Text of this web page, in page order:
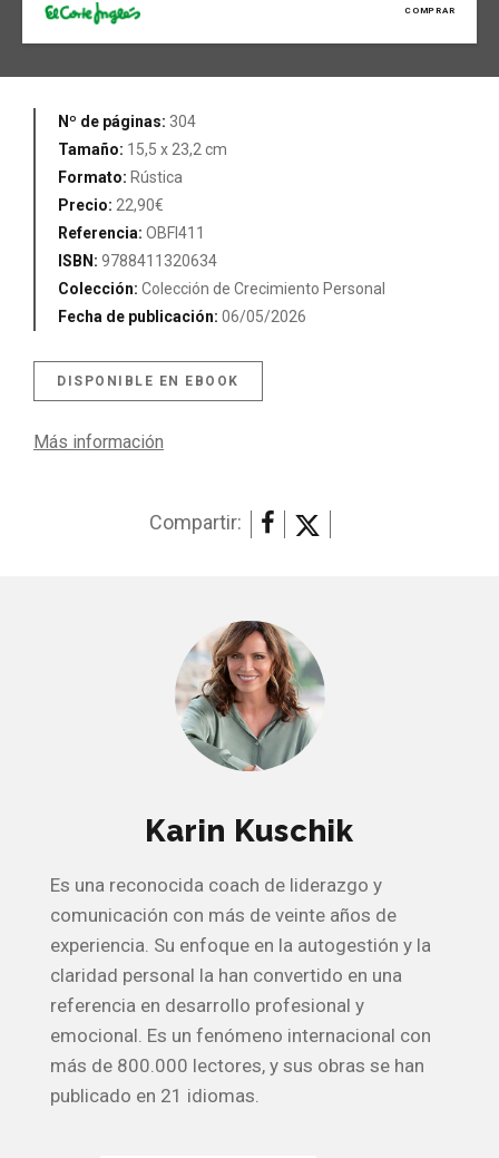
COMPRAR
Nº de páginas: 304
Tamaño: 15,5 x 23,2 cm
Formato: Rústica
Precio: 22,90€
Referencia: OBFI411
ISBN: 9788411320634
Colección: Colección de Crecimiento Personal
Fecha de publicación: 06/05/2026
DISPONIBLE EN EBOOK
Más información
Compartir:
Karin Kuschik
Es una reconocida coach de liderazgo y
comunicación con más de veinte años de
experiencia. Su enfoque en la autogestión y la
claridad personal la han convertido en una
referencia en desarrollo profesional y
emocional. Es un fenómeno internacional con
más de 800.000 lectores, y sus obras se han
publicado en 21 idiomas.